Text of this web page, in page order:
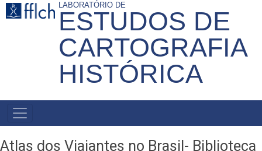
LABORATÓRIO DE
ESTUDOS DE
CARTOGRAFIA
HISTÓRICA
NAVEGAÇÃO
PRINCIPAL
Atlas dos Viajantes no Brasil- Biblioteca